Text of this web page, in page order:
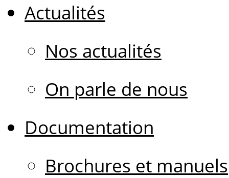
Actualités
Nos actualités
On parle de nous
Documentation
Brochures et manuels